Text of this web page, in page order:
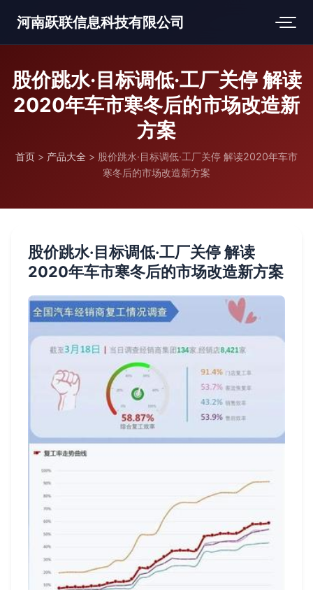
河南跃联信息科技有限公司
股价跳水·目标调低·工厂关停 解读
2020年车市寒冬后的市场改造新
方案
首页 > 产品大全 > 股价跳水·目标调低·工厂关停 解读2020年车市
寒冬后的市场改造新方案
股价跳水·目标调低·工厂关停 解读
2020年车市寒冬后的市场改造新方案